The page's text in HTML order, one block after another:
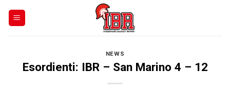
NEWS
Esordienti: IBR – San Marino 4 – 12